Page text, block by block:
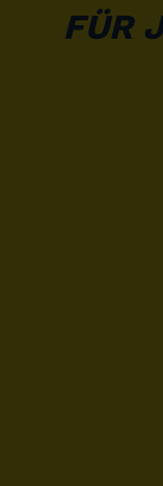
FÜR